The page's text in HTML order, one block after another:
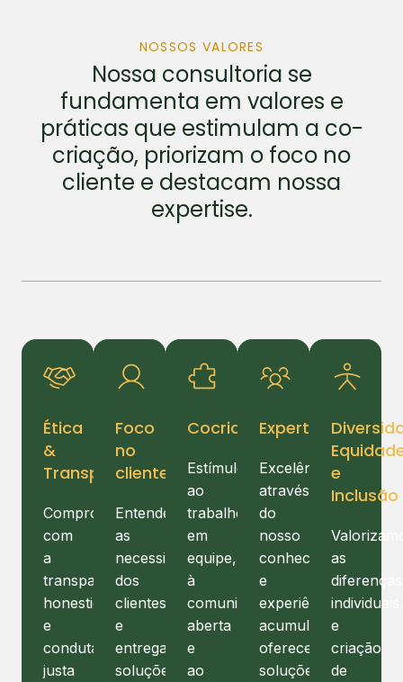
NOSSOS VALORES
Nossa consultoria se
fundamenta em valores e
práticas que estimulam a co-
criação, priorizam o foco no
cliente e destacam nossa
expertise.
Ética
&
Transparência
Compromisso
com
a
transparência,
honestidade
e
conduta
justa
Foco
no
cliente
Entender
as
necessidades
dos
clientes
e
entregar
soluções
Cocriação
Estímulo
ao
trabalho
em
equipe,
à
comunicação
aberta
e
ao
Expertise
Excelência
através
do
nosso
conhecimento
e
experiência
acumulada,
oferecemos
soluções
e
Inclusão
as
diferenças
individuais
e
criação
de